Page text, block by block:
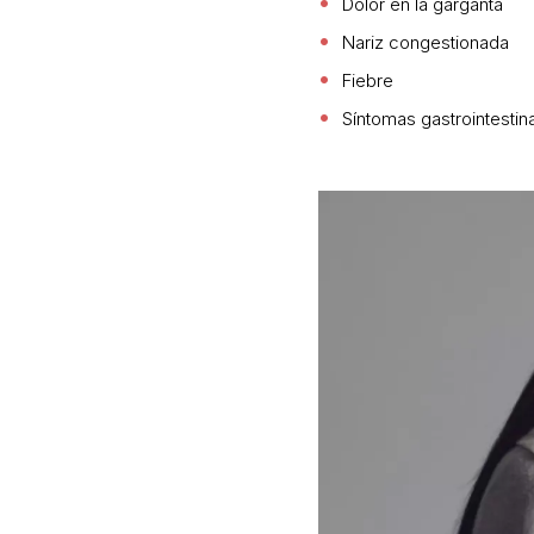
Nariz congestionada
Fiebre
Síntomas